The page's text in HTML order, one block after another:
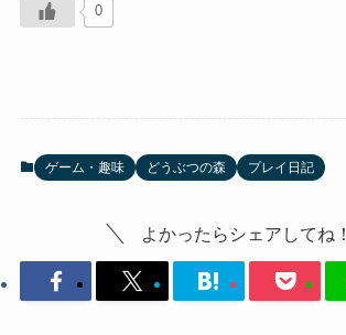
0
ゲーム・趣味 どうぶつの森 プレイ日記
よかったらシェアしてね！